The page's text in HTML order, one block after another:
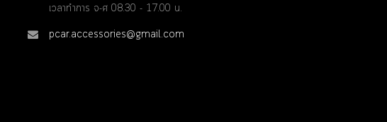
เวลาทำการ จ-ศ 08.30 - 17.00 น.
pcar.accessories@gmail.com